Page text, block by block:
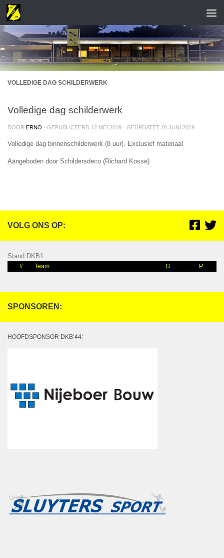
VOLLEDIGE DAG SCHILDERWERK
Volledige dag schilderwerk
DOOR ERNO · GEPUBLICEERD 12 MEI 2019 · GEÜPDATET 20 JUNI 2019
Volledige dag binnenschilderwerk (8 uur). Exclusief materiaal
Aangeboden door Schildersdeco (Richard Kosse)
VOLG ONS OP:
Stand DKB1:
# Team G P
SPONSOREN:
HOOFDSPONSOR DKB’44: